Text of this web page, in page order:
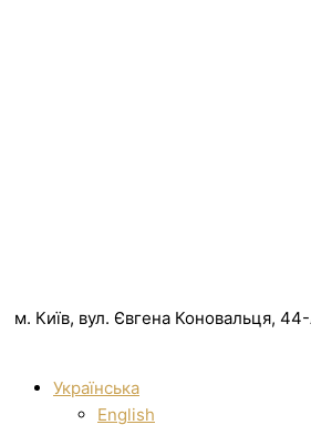
м. Київ, вул. Євгена Коновальця,
Українська
English